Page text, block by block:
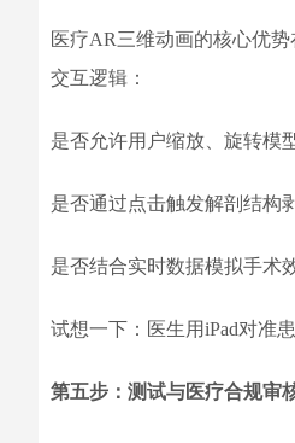
医疗AR三维动画的核心优
交互逻辑：
是否允许用户缩放、旋转模
是否通过点击触发解剖结构
是否结合实时数据模拟手术
试想一下：医生用iPad对准
第五步：测试与医疗合规审